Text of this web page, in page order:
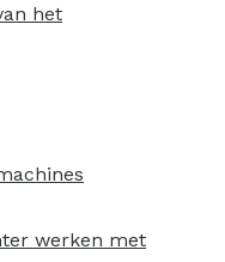
het
werken met